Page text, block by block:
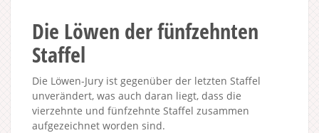
Die Löwen der fünfzehnten
Staffel
Die Löwen-Jury ist gegenüber der letzten Staffel
unverändert, was auch daran liegt, dass die
vierzehnte und fünfzehnte Staffel zusammen
aufgezeichnet worden sind.